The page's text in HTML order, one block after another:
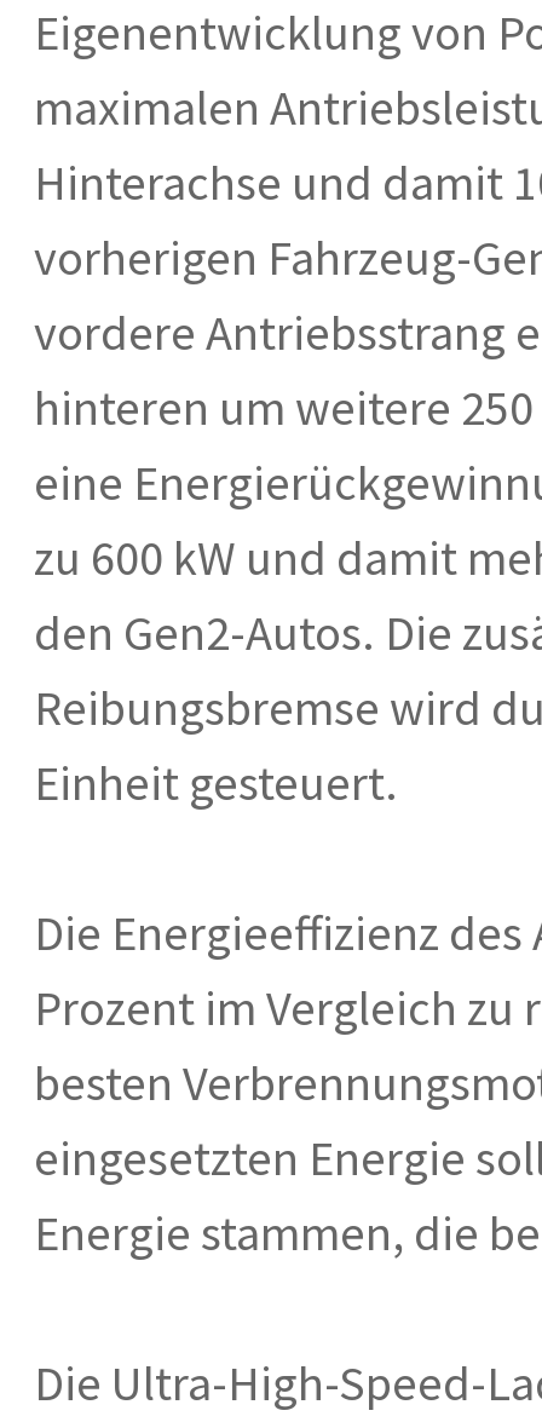
Eigenentwicklung von
maximalen
Hinterachse und damit
vorherigen Fahrzeug-
vordere Antriebsstrang
hinteren um weitere
eine
zu 600 kW und damit
den Gen2-Autos. Die
Reibungsbremse wird
Einheit gesteuert.
Die Energieeffizienz
Prozent im Vergleich zu
besten
eingesetzten Energie
Energie stammen, die
Die Ultra-High-Speed-